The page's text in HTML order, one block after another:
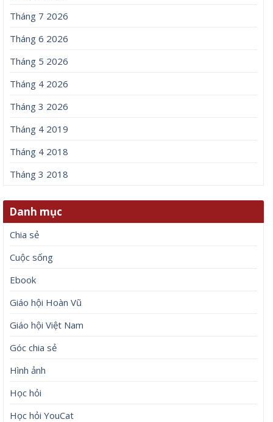
Tháng 7 2026
Tháng 6 2026
Tháng 5 2026
Tháng 4 2026
Tháng 3 2026
Tháng 4 2019
Tháng 4 2018
Tháng 3 2018
Danh mục
Chia sẻ
Cuộc sống
Ebook
Giáo hội Hoàn Vũ
Giáo hội Việt Nam
Góc chia sẻ
Hình ảnh
Học hỏi
Học hỏi YouCat